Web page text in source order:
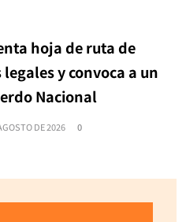
hoja de ruta de
y convoca a un
Nacional
DE 2026 0